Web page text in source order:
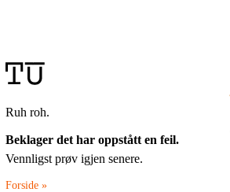
Ruh roh.
Beklager det har oppstått en feil.
Vennligst prøv igjen senere.
Forside »